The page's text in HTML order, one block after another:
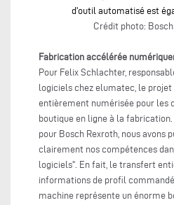
d'outil automatisé est
Crédit photo:
Fabrication accélérée
Pour Felix Schlachter,
logiciels chez elumatec, le projet
entièrement numérisée pour les
boutique en ligne à la
pour Bosch Rexroth, nous avons
clairement nos compétences
logiciels". En fait, le transfert
informations de profil
machine représente un énorme